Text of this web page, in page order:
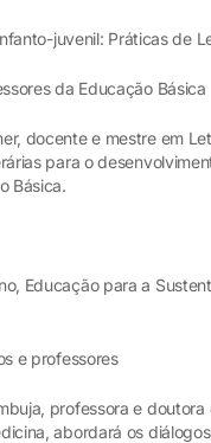
juvenil: Práticas de
da Educação Básica
docente e mestre em
para o
Básica.
Educação para a
e professores
professora e doutora
abordará os